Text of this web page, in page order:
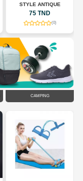
STYLE ANTIQUE
75 TND
(0)
CAMPING